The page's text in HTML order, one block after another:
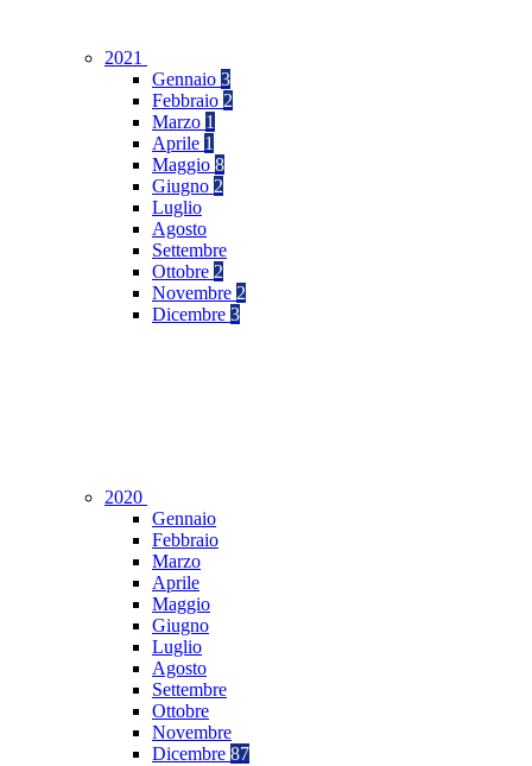
2021
Gennaio 3
Febbraio 2
Marzo 1
Aprile 1
Maggio 8
Giugno 2
Luglio
Agosto
Settembre
Ottobre 2
Novembre 2
Dicembre 3
2020
Gennaio
Febbraio
Marzo
Aprile
Maggio
Giugno
Luglio
Agosto
Settembre
Ottobre
Novembre
Dicembre 87